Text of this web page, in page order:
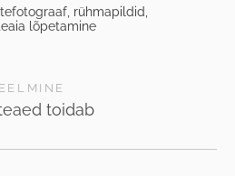
rühmapildid,
lõpetamine
EELMINE
toidab